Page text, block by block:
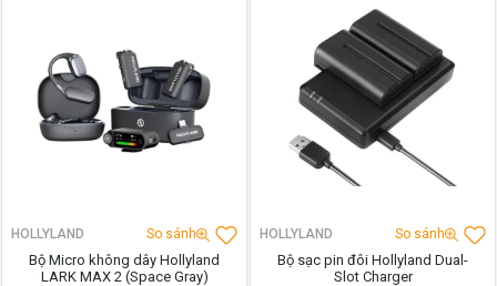
HOLLYLAND So sánh
Bộ Micro không dây Hollyland
LARK MAX 2 (Space Gray)
HOLLYLAND So sánh
Bộ sạc pin đôi Hollyland Dual-
Slot Charger